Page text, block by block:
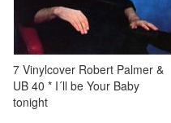
7 Vinylcover Robert Palmer &
UB 40 * I´ll be Your Baby
tonight